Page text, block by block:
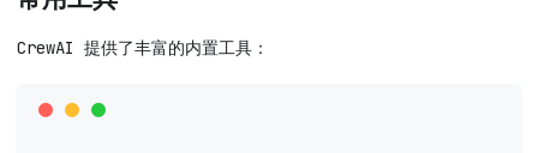
CrewAI 提供了丰富的内置工具：